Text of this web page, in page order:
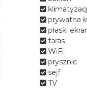
prywatna
płaski
taras
WiFi
prysznic
sejf
TV